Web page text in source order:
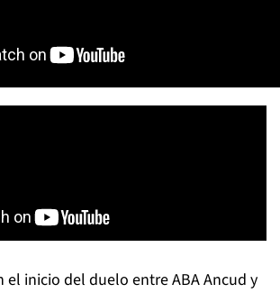
el inicio del duelo entre ABA Ancud y